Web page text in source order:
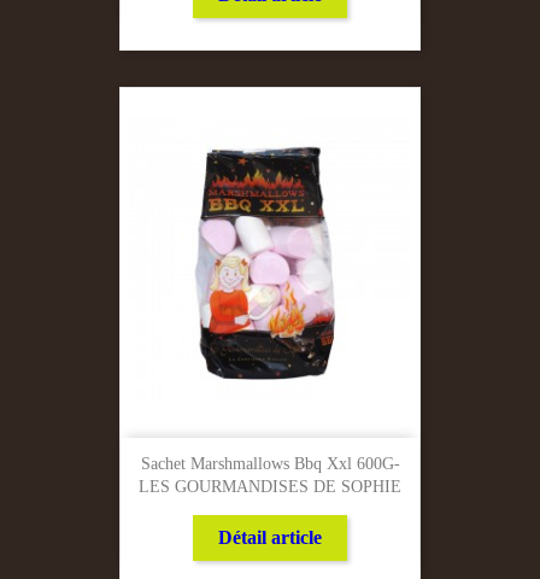
Sachet Marshmallows Bbq Xxl 600G-
LES GOURMANDISES DE SOPHIE
Détail article